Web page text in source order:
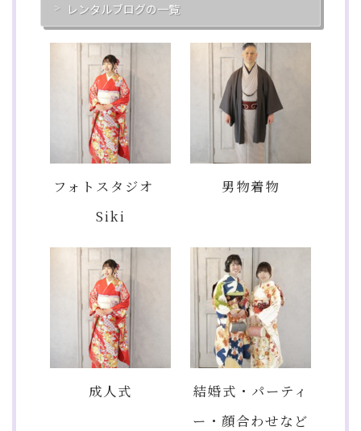
レンタルブログの一覧
フォトスタジオ
Siki
男物着物
成人式
結婚式・パーティ
ー・顔合わせなど